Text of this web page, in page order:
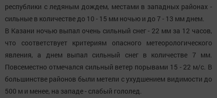
республики с ледяным дождем, местами в западных районах -
сильные в количестве до 10 - 15 мм ночью и до 7 - 13 мм днем.
В Казани ночью выпал очень сильный снег - 22 мм за 12 часов,
что соответствует критериям опасного метеорологического
явления, а днем выпал сильный снег в количестве 7 мм.
Повсеместно отмечался сильный ветер порывами 15 - 22 м/с. В
большинстве районов были метели с ухудшением видимости до
500 м и менее, на западе - слабый гололед.